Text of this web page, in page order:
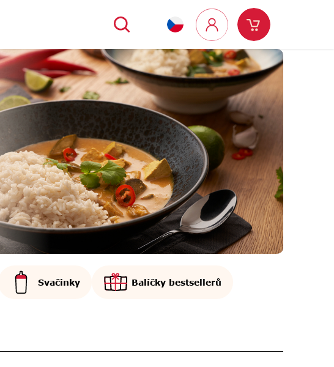
Hledat
Přihlášení
Nákupní
košík
Svačinky Balíčky bestsellerů